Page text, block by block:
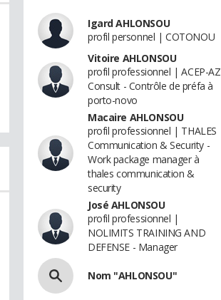
Igard AHLONSOU
profil personnel | COTONOU
Vitoire AHLONSOU
profil professionnel | ACEP-AZ
Consult - Contrôle de préfa à
porto-novo
Macaire AHLONSOU
profil professionnel | THALES
Communication & Security -
Work package manager à
thales communication &
security
José AHLONSOU
profil professionnel |
NOLIMITS TRAINING AND
DEFENSE - Manager
Nom "AHLONSOU"